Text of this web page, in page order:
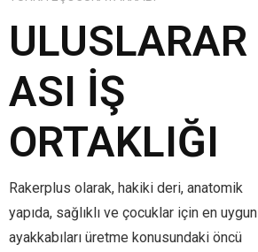
ULUSLARAR
ASI İŞ
ORTAKLIĞI
Rakerplus olarak, hakiki deri, anatomik
yapıda, sağlıklı ve çocuklar için en uygun
ayakkabıları üretme konusundaki öncü